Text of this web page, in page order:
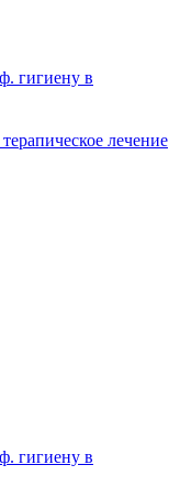
гигиену в
лечение
гигиену в